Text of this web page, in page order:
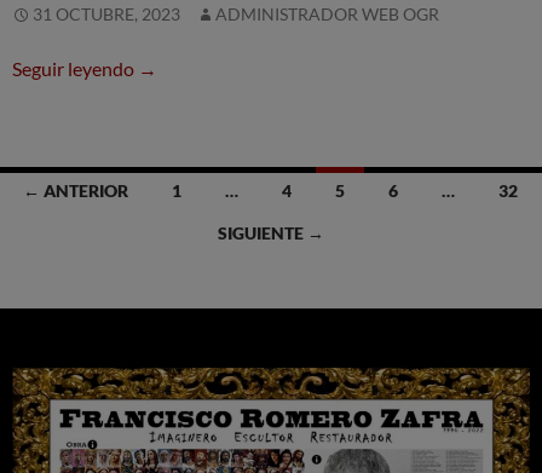
31 OCTUBRE, 2023 ADMINISTRADOR WEB OGR
Seguir leyendo Algunas obras de Romero Zafra en la
→
entradas
← ANTERIOR 1 … 4 5 6 … 32
SIGUIENTE →